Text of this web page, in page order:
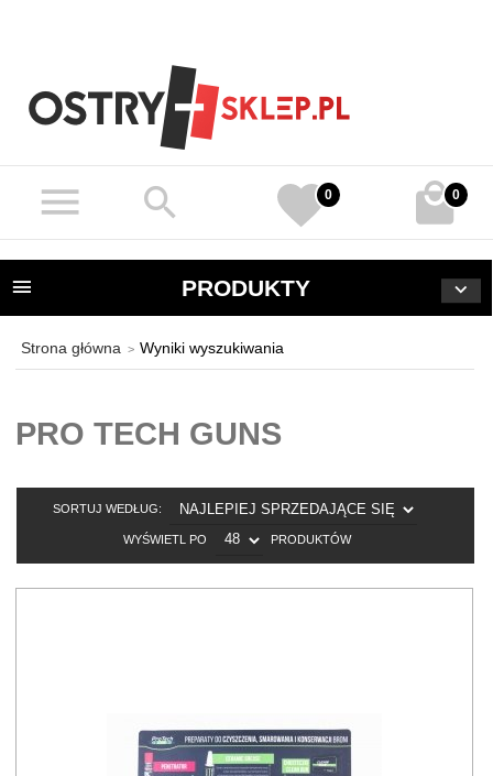
0
PRODUKTY
Strona główna Wyniki wyszukiwania
PRO TECH GUNS
SORTUJ WEDŁUG:
SORT
WYŚWIETL PO
POP
PRODUKTÓW